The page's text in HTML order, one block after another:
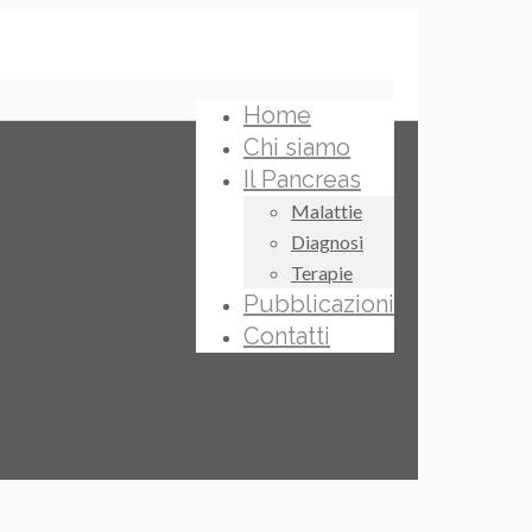
Home
Chi siamo
Il Pancreas
Malattie
Diagnosi
Terapie
Pubblicazioni
Contatti